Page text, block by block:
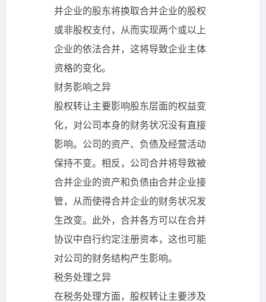
并企业的股东将换取合并企业的股权
或非股权支付，从而实现两个或以上
企业的依法合并，这将导致企业主体
资格的变化。
财务影响之异
股权转让主要影响股东层面的权益变
化，对公司本身的财务状况没有直接
影响。公司的资产、负债及经营活动
保持不变。相反，公司合并将导致被
合并企业的资产和负债由合并企业接
管，从而使得合并企业的财务状况发
生改变。此外，合并各方可以在合并
协议中自行约定注册资本，这也可能
对公司的财务结构产生影响。
税务处理之异
在税务处理方面，股权转让主要涉及